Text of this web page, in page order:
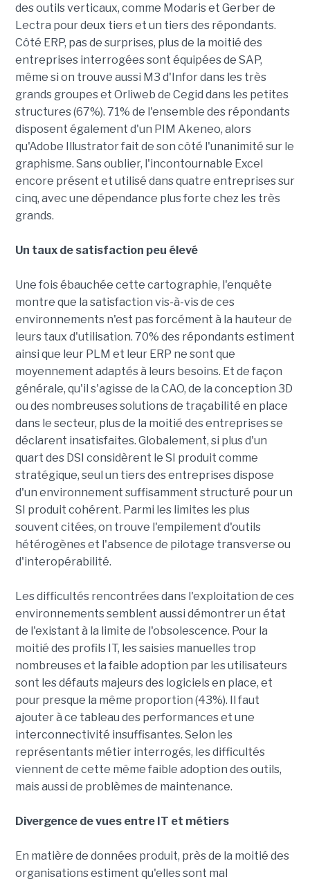
des outils verticaux, comme Modaris et Gerber de
Lectra pour deux tiers et un tiers des répondants.
Côté ERP, pas de surprises, plus de la moitié des
entreprises interrogées sont équipées de SAP,
même si on trouve aussi M3 d'Infor dans les très
grands groupes et Orliweb de Cegid dans les petites
structures (67%). 71% de l'ensemble des répondants
disposent également d'un PIM Akeneo, alors
qu'Adobe Illustrator fait de son côté l'unanimité sur le
graphisme. Sans oublier, l'incontournable Excel
encore présent et utilisé dans quatre entreprises sur
cinq, avec une dépendance plus forte chez les très
grands.
Un taux de satisfaction peu élevé
Une fois ébauchée cette cartographie, l'enquête
montre que la satisfaction vis-à-vis de ces
environnements n'est pas forcément à la hauteur de
leurs taux d'utilisation. 70% des répondants estiment
ainsi que leur PLM et leur ERP ne sont que
moyennement adaptés à leurs besoins. Et de façon
générale, qu'il s'agisse de la CAO, de la conception 3D
ou des nombreuses solutions de traçabilité en place
dans le secteur, plus de la moitié des entreprises se
déclarent insatisfaites. Globalement, si plus d'un
quart des DSI considèrent le SI produit comme
stratégique, seul un tiers des entreprises dispose
d'un environnement suffisamment structuré pour un
SI produit cohérent. Parmi les limites les plus
souvent citées, on trouve l'empilement d'outils
hétérogènes et l'absence de pilotage transverse ou
d'interopérabilité.
Les difficultés rencontrées dans l'exploitation de ces
environnements semblent aussi démontrer un état
de l'existant à la limite de l'obsolescence. Pour la
moitié des profils IT, les saisies manuelles trop
nombreuses et la faible adoption par les utilisateurs
sont les défauts majeurs des logiciels en place, et
pour presque la même proportion (43%). Il faut
ajouter à ce tableau des performances et une
interconnectivité insuffisantes. Selon les
représentants métier interrogés, les difficultés
viennent de cette même faible adoption des outils,
mais aussi de problèmes de maintenance.
Divergence de vues entre IT et métiers
En matière de données produit, près de la moitié des
organisations estiment qu'elles sont mal